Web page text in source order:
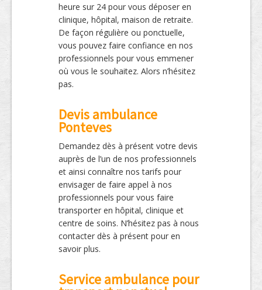
heure sur 24 pour vous déposer en
clinique, hôpital, maison de retraite.
De façon régulière ou ponctuelle,
vous pouvez faire confiance en nos
professionnels pour vous emmener
où vous le souhaitez. Alors n’hésitez
pas.
Devis ambulance
Ponteves
Demandez dès à présent votre devis
auprès de l’un de nos professionnels
et ainsi connaître nos tarifs pour
envisager de faire appel à nos
professionnels pour vous faire
transporter en hôpital, clinique et
centre de soins. N’hésitez pas à nous
contacter dès à présent pour en
savoir plus.
Service ambulance pour